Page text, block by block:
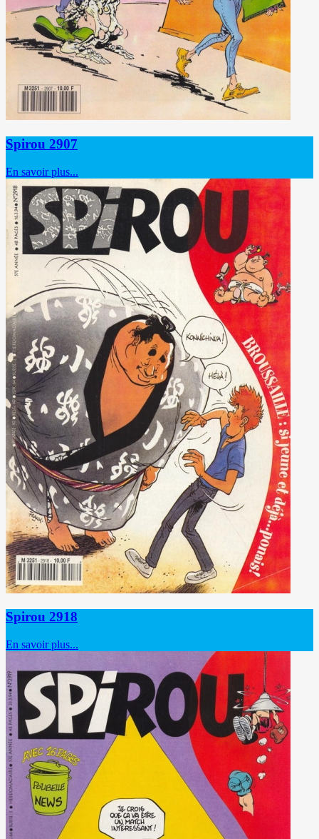
Spirou 2907
En savoir plus...
Spirou 2918
En savoir plus...